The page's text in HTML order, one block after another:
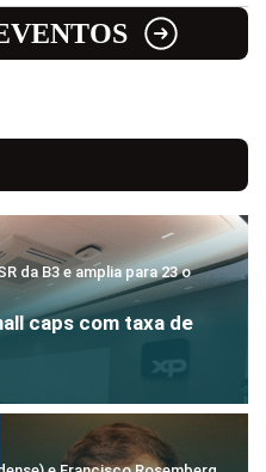
da B3 e amplia para 23 o
caps com taxa de